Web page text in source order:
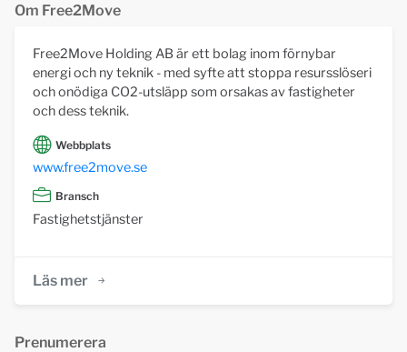
Om Free2Move
Free2Move Holding AB är ett bolag inom förnybar
energi och ny teknik - med syfte att stoppa resursslöseri
och onödiga CO2-utsläpp som orsakas av fastigheter
och dess teknik.
Webbplats
www.free2move.se
Bransch
Fastighetstjänster
Läs mer
Prenumerera